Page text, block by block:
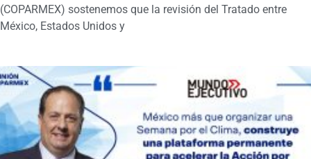
(COPARMEX) sostenemos que la revisión del Tratado entre
México, Estados Unidos y